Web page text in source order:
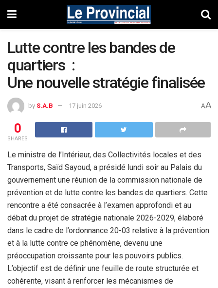
Lutte contre les bandes de
quartiers :
Une nouvelle stratégie finalisée
by S.A.B 17 juin 2026 AA
0
SHARES
Le ministre de l’Intérieur, des Collectivités locales et des
Transports, Saïd Sayoud, a présidé lundi soir au Palais du
gouvernement une réunion de la commission nationale de
prévention et de lutte contre les bandes de quartiers. Cette
rencontre a été consacrée à l’examen approfondi et au
débat du projet de stratégie nationale 2026-2029, élaboré
dans le cadre de l’ordonnance 20-03 relative à la prévention
et à la lutte contre ce phénomène, devenu une
préoccupation croissante pour les pouvoirs publics.
L’objectif est de définir une feuille de route structurée et
cohérente, visant à renforcer les mécanismes de